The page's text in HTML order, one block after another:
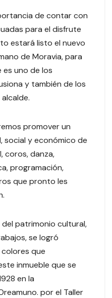
de contar con
para el disfrute
estará listo el nuevo
de Moravia, para
uno de los
y también de los
promover un
social y económico de
coros, danza,
programación,
que pronto les
patrimonio cultural,
se logró
que
inmueble que se
en la
por el Taller